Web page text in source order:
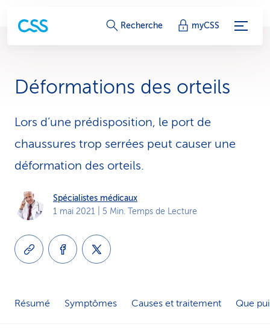
L
s
d
e
s
e
r
v
c
Recherche myCSS
Déformations des orteils
Lors d’une prédisposition, le port de
chaussures trop serrées peut causer une
déformation des orteils.
Spécialistes médicaux
1 mai 2021 | 5 Min. Temps de Lecture
Résumé Symptômes Causes et traitement Que